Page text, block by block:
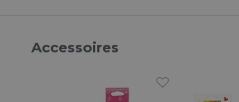
Accessoires